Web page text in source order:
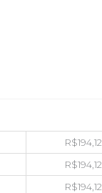
R$194,12
R$194,12
R$194,12